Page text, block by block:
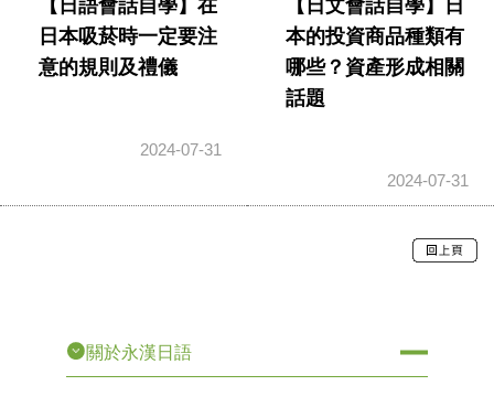
日本吸菸時一定要注
意的規則及禮儀
2024-07-31
本的投資商品種類有
哪些？資產形成相關
話題
2024-07-31
關於永漢日語